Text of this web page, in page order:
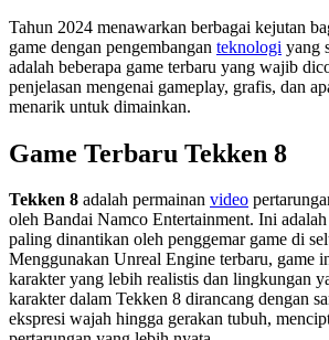
Tahun 2024 menawarkan berbagai kejutan
game dengan pengembangan teknologi yang
adalah beberapa game terbaru yang wajib
penjelasan mengenai gameplay, grafis, dan
menarik untuk dimainkan.
Game Terbaru Tekken 8
Tekken 8 adalah permainan video
oleh Bandai Namco Entertainment. Ini
paling dinantikan oleh penggemar game di
Menggunakan Unreal Engine terbaru, game
karakter yang lebih realistis dan lingkungan
karakter dalam Tekken 8 dirancang dengan
ekspresi wajah hingga gerakan tubuh,